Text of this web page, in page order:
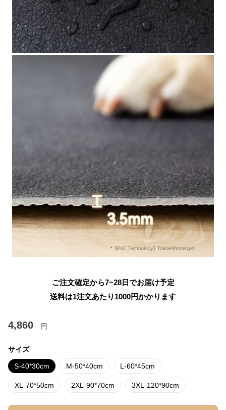
ご注文確定から7~28日でお届け予定
送料は1注文あたり 1000円かかります
4,860 円
サイズ
S-40*30cm M-50*40cm L-60*45cm
XL-70*50cm 2XL-90*70cm 3XL-120*90cm